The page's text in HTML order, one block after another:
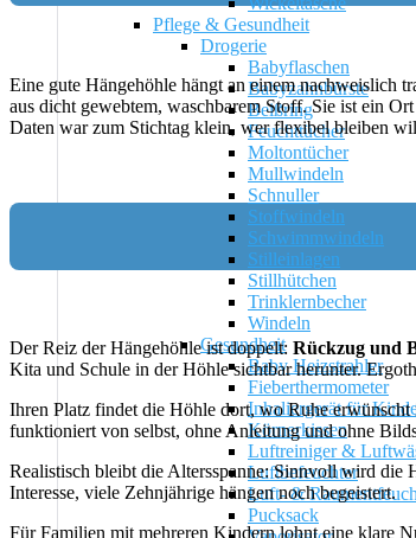
Pflege & Gesundheit
Drogerie
Babyflaschen
Babyzahnbürste
Beißring
Feuchttücher
Moltontücher
Mullwindeln
Schnuller
Stoffwindeln
Schwimmwindeln
Stilleinlagen
Stillhütchen
Trinklernbecher
Windeln
Gesundheit
Baby Heizstrahler
Fieberthermometer
Inhaliergerät für
Körnerkissen
Luftreiniger &
Luftbefeuchter
Luft- &
Pucksack
Eine gute Hängehöhle hängt an einem nachweislich
aus dicht gewebtem, waschbarem Stoff. Sie ist ein
Daten war zum Stichtag klein, wer flexibel bleiben
Der Reiz der Hängehöhle ist doppelt: Rückzug und
Kita und Schule in der Höhle sichtbar herunter.
Ihren Platz findet die Höhle dort, wo Ruhe
funktioniert von selbst, ohne Anleitung und ohne
Realistisch bleibt die Altersspanne: Sinnvoll wird die
Interesse, viele Zehnjährige hängen noch begeistert.
Für Familien mit mehreren Kindern lohnt eine klare